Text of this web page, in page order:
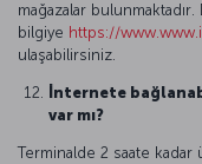
mağazalar bulunmaktadır.
bilgiye https://
ulaşabilirsiniz.
İnternete
var mı?
Terminalde 2 saate